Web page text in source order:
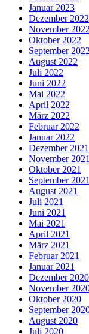
Januar 2023
Dezember 2022
November 2022
Oktober 2022
September 2022
August 2022
Juli 2022
Juni 2022
Mai 2022
April 2022
März 2022
Februar 2022
Januar 2022
Dezember 2021
November 2021
Oktober 2021
September 2021
August 2021
Juli 2021
Juni 2021
Mai 2021
April 2021
März 2021
Februar 2021
Januar 2021
Dezember 2020
November
Oktober 2020
September
August 2020
Juli 2020